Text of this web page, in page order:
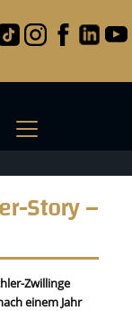
Story –
Zwillinge
einem Jahr